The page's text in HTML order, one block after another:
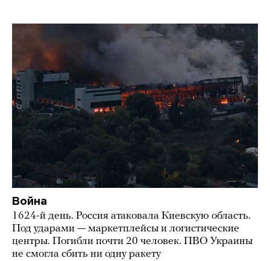
Война
1624-й день. Россия атаковала Киевскую область.
Под ударами — маркетплейсы и логистические
центры. Погибли почти 20 человек. ПВО Украины
не смогла сбить ни одну ракету